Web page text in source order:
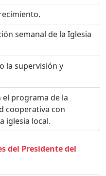
semanal de la Iglesia
la supervisión y
programa de la
cooperativa con
iglesia local.
del Presidente del